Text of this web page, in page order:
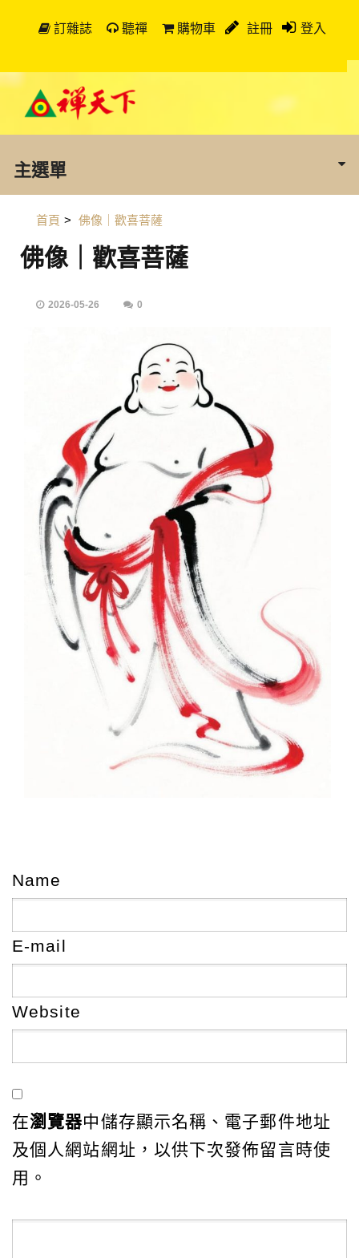
訂雜誌 聽禪 購物車 註冊 登入
主選單
首頁 > 佛像｜歡喜菩薩
佛像｜歡喜菩薩
2026-05-26 0
Name
E-mail
Website
在瀏覽器中儲存顯示名稱、電子郵件地址
及個人網站網址，以供下次發佈留言時使
用。